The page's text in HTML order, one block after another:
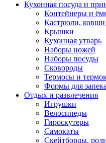
Кухонная посуда и
Контейнеры и
Кастрюли, ковши
Крышки
Кухонная утварь
Наборы ножей
Наборы посуды
Сковороды
Термосы и
Формы для
Отдых и развлечения
Игрушки
Велосипеды
Гироскутеры
Самокаты
Скейтборды,